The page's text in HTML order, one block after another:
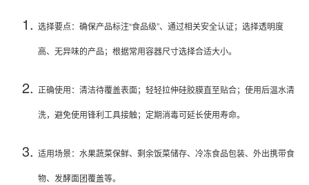
选择要点：确保产品标注“食品级”、通过相关安全认证；选择透明度
高、无异味的产品；根据常用容器尺寸选择合适大小。
正确使用：清洁待覆盖表面；轻轻拉伸硅胶膜直至贴合；使用后温水清
洗，避免使用锋利工具接触；定期消毒可延长使用寿命。
适用场景：水果蔬菜保鲜、剩余饭菜储存、冷冻食品包装、外出携带食
物、发酵面团覆盖等。